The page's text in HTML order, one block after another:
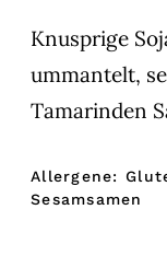
Knusprige
ummantelt,
Tamarinden
Allergene:
Sesamsamen